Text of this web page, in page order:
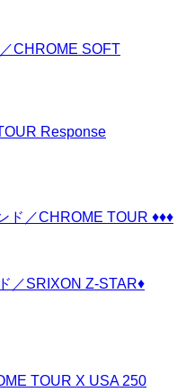
CHROME SOFT
Response
ド／CHROME TOUR ♦♦♦
／SRIXON Z-STAR♦︎
TOUR X USA 250